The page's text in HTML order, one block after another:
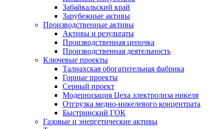
Забайкальский край
Зарубежные активы
Производственные активы
Активы и результаты
Производственная цепочка
Производственная деятельность
Ключевые проекты
Талнахская обогатительная фабрика
Горные проекты
Серный проект
Модернизация Цеха электролиза никеля
Отгрузка медно-никелевого концентрата
Быстринский ГОК
Газовые и энергетические активы